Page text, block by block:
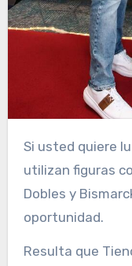
Si usted quiere lucir algunos de los zapatos que
utilizan figuras
Dobles y
oportunidad.
Resulta que